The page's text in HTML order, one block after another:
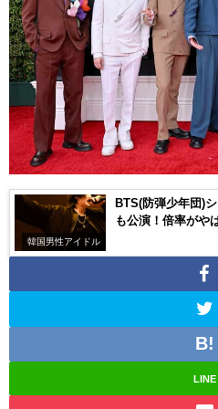
韓国男性アイドル
BTS(防弾少年団)
も公演！倍率がや
LINE